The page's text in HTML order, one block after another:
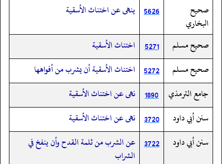
صحيح
البخاري
5626 ينهى عن اختناث الأسقية
صحيح مسلم 5271
اختناث الأسقية
صحيح مسلم
5272 اختناث الأسقية أن يشرب من أفواهها
جامع الترمذي
1890 نهى عن اختناث الأسقية
سنن أبي داود
3720 نهى عن اختناث الأسقية
سنن أبي داود
3722 عن الشرب من ثلمة القدح وأن ينفخ في
الشراب